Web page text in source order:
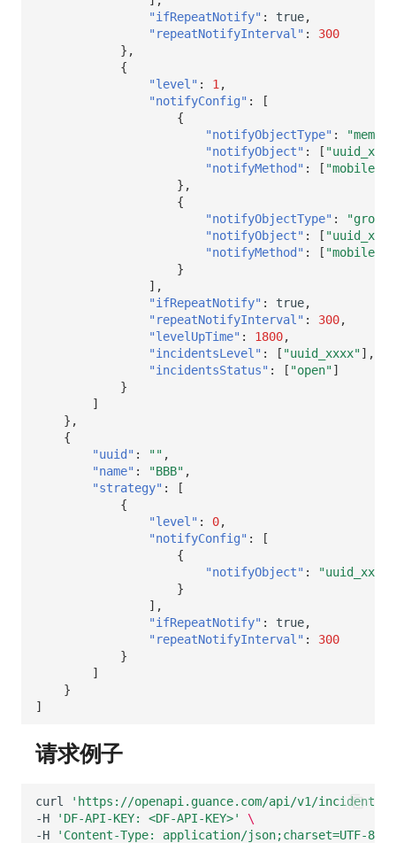
"ifRepeatNotify" : true,
"repeatNotifyInterval" :
300
},
{
"level" : 1 ,
"notifyConfig" :
[
{
"notifyObjectType" :
"notifyObject" : [
"notifyMethod" : [ "mobile"
},
{
"notifyObjectType" :
"group"
"notifyObject" : [
"notifyMethod" : [ "mobile"
}
],
"ifRepeatNotify" : true,
"repeatNotifyInterval" : 300,
"levelUpTime" : 1800,
"incidentsLevel" : [ "uuid_xxxx"],
"incidentsStatus" : [ "open"]
}
]
},
{
"uuid" : "" ,
"name" : "BBB" ,
"strategy" :
[
{
"level" : 0,
"notifyConfig" :
[
{
"notifyObject" :
"uuid_xxx"
}
],
"ifRepeatNotify" : true,
"repeatNotifyInterval" :
300
}
]
}
]
请求例子
curl
'https://openapi.guance.com/api/v1/incidents/
-H
'DF-API-KEY: <DF-API-KEY>'
\
-H
'Content-Type: application/json;charset=UTF-8'